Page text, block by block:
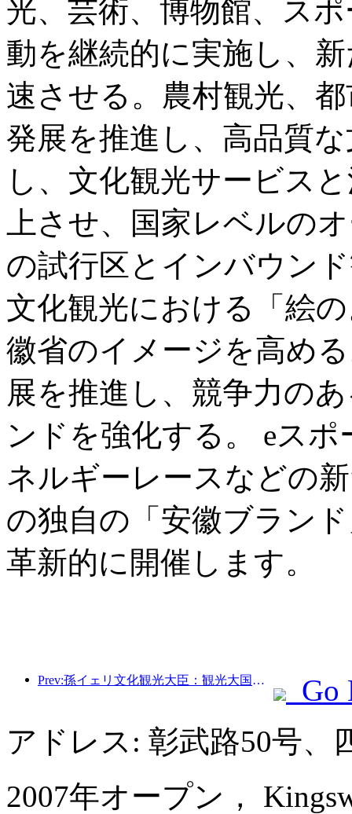
光、芸術、博物館、ス
動を継続的に実施し、
速させる。農村観光、
発展を推進し、高品質
し、文化観光サービス
上させ、国家レベルの
の試行区とインバウン
文化観光における「絵
徽省のイメージを高め
展を推進し、競争力の
ンドを強化する。 eス
ネルギーレースなどの
の独自の「安徽ブラン
革新的に開催します。
Prev:孫イェリ文化観光大臣：観光大国の建設を推進し、質の高い観光商品の供給を充実させる。
Go
アドレス: 彰武路50号、
2007年オープン，